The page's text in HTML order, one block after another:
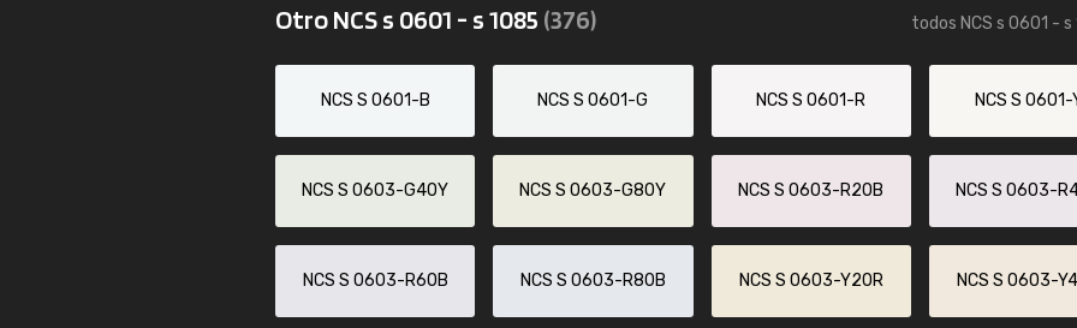
Otro NCS s 0601 - s 1085 (376) todos NCS s 0601 - s
NCS S 0601-B NCS S 0601-G NCS S 0601-R NCS S 0601-
NCS S 0603-G40Y NCS S 0603-G80Y NCS S 0603-R20B NCS S 0603-
NCS S 0603-R60B NCS S 0603-R80B NCS S 0603-Y20R NCS S 0603-